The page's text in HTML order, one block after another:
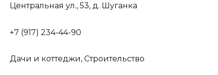
Центральная ул., 53, д. Шуганка
+7 (917) 234-44-90
Дачи и коттеджи, Строительство